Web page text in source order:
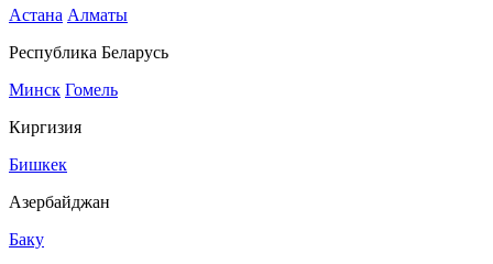
Астана Алматы
Республика Беларусь
Минск Гомель
Киргизия
Бишкек
Азербайджан
Баку